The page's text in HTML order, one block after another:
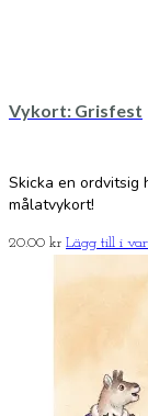
Vykort: Grisfest
Skicka en
målatvykort!
20.00 kr Lägg till i